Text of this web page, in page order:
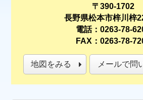
〒390-1702
長野県松本市梓川梓
電話：0263-78-
FAX：0263-78-
地図をみる メールで問